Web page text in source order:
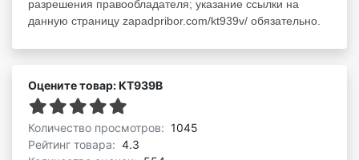
разрешения правообладателя; указание ссылки на
данную страницу zapadpribor.com/kt939v/ обязательно.
Оцените товар: КТ939В
Количество просмотров: 1045
Рейтинг товара: 4.3